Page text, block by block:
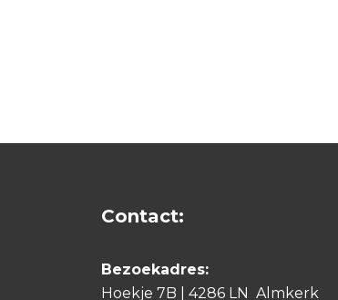
Contact:
Bezoekadres:
Hoekje 7B | 4286 LN Almkerk